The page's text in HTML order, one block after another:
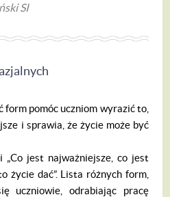
SI
form pomóc uczniom wyrazić to,
i sprawia, że życie może być
„Co jest najważniejsze, co jest
życie dać”. Lista różnych form,
uczniowie, odrabiając pracę